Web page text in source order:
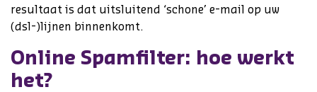
resultaat is dat uitsluitend ‘schone’ e-mail op uw
(dsl-)lijnen binnenkomt.
Online Spamfilter: hoe werkt
het?